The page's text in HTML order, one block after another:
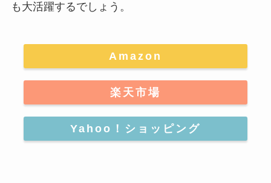
も大活躍するでしょう。
Amazon
楽天市場
Yahoo！ショッピング